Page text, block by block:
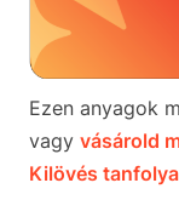
Ezen anyagok
vagy vásárold
Kilövés